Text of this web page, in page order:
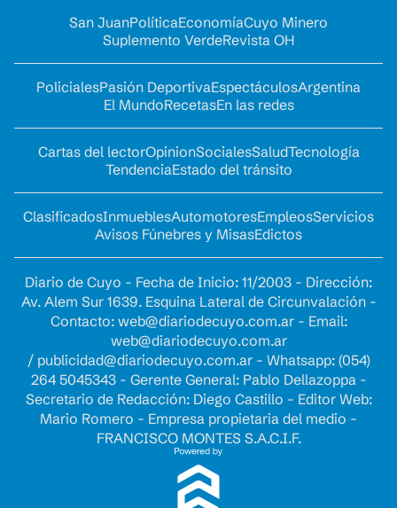
San JuanPolíticaEconomíaCuyo Minero
Suplemento VerdeRevista OH
PolicialesPasión DeportivaEspectáculosArgentina
El MundoRecetasEn las redes
Cartas del lectorOpinionSocialesSaludTecnología
TendenciaEstado del tránsito
ClasificadosInmueblesAutomotoresEmpleosServicios
Avisos Fúnebres y MisasEdictos
Diario de Cuyo - Fecha de Inicio: 11/2003 - Dirección:
Av. Alem Sur 1639. Esquina Lateral de Circunvalación -
Contacto: web@diariodecuyo.com.ar- Email:
web@diariodecuyo.com.ar
/ publicidad@diariodecuyo.com.ar- Whatsapp: (054)
264 5045343 - Gerente General: Pablo Dellazoppa -
Secretario de Redacción: Diego Castillo - Editor Web:
Mario Romero - Empresa propietaria del medio -
FRANCISCO MONTES S.A.C.I.F.